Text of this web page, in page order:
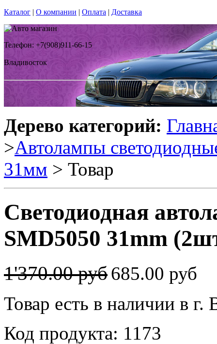
Каталог | О компании | Оплата | Доставка
Телефон: +7(908)911-66-15
Владивосток
Дерево категорий:
>Автолампы
31мм > Товар
Светодиодная
SMD5050 31mm
1'370.00 руб685.00 руб
Товар есть в наличии в г.
Код продукта: 1173